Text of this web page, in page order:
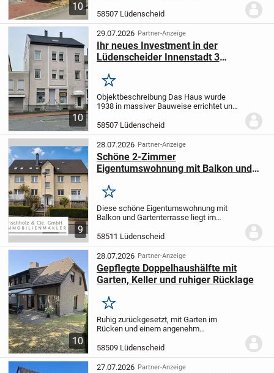
10
durch eine gelungene Kombination aus
Wohnraum und attraktiven
Nebengebäuden. Die Immobilie...
58507 Lüdenscheid
10
29.07.2026 Partner-Anzeige
Ihr neues Investment in der
Lüdenscheider Innenstadt 3
Merken
Objektbeschreibung Das Haus wurde
1938 in massiver Bauweise errichtet und
Vollgeschosse und ein ausgebautes
Dachgeschoss mit darüber liegendem
Spitzboden, Kellerräume,...
58507 Lüdenscheid
9
28.07.2026 Partner-Anzeige
Schöne 2-Zimmer
Eigentumswohnung mit Balkon und
Merken
Diese schöne Eigentumswohnung mit
Balkon und Gartenterrasse liegt im
erbaut im Jahr 1953, mit insgesamt 6
Wohneinheiten.
58511 Lüdenscheid
10
28.07.2026 Partner-Anzeige
Gepflegte Doppelhaushälfte mit
Garten, Keller und ruhiger Rücklage
Merken
Ruhig zurückgesetzt, mit Garten im
Rücken und einem angenehm
Doppelhaushälfte eine unaufgeregte
Souveränität. Auf ca. 104 Quadratmetern
Wohnfläche und einem ca. 271...
58509 Lüdenscheid
27.07.2026 Partner-Anzeige